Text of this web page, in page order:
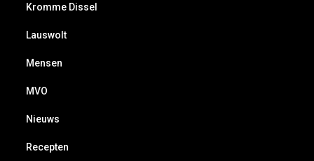
Kromme Dissel
Lauswolt
Mensen
MVO
Nieuws
Recepten